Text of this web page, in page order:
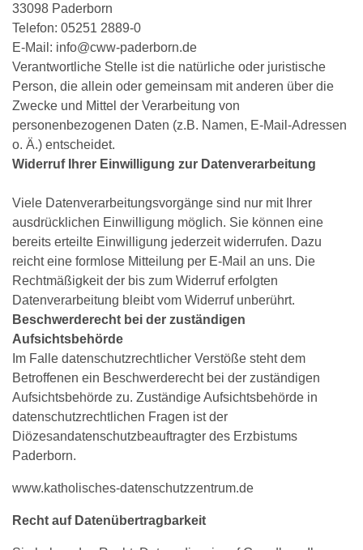
33098 Paderborn
Telefon: 05251 2889-0
E-Mail: info@cww-paderborn.de
Verantwortliche Stelle ist die natürliche oder juristische
Person, die allein oder gemeinsam mit anderen über die
Zwecke und Mittel der Verarbeitung von
personenbezogenen Daten (z.B. Namen, E-Mail-Adressen
o. Ä.) entscheidet.
Widerruf Ihrer Einwilligung zur Datenverarbeitung
Viele Datenverarbeitungsvorgänge sind nur mit Ihrer
ausdrücklichen Einwilligung möglich. Sie können eine
bereits erteilte Einwilligung jederzeit widerrufen. Dazu
reicht eine formlose Mitteilung per E-Mail an uns. Die
Rechtmäßigkeit der bis zum Widerruf erfolgten
Datenverarbeitung bleibt vom Widerruf unberührt.
Beschwerderecht bei der zuständigen
Aufsichtsbehörde
Im Falle datenschutzrechtlicher Verstöße steht dem
Betroffenen ein Beschwerderecht bei der zuständigen
Aufsichtsbehörde zu. Zuständige Aufsichtsbehörde in
datenschutzrechtlichen Fragen ist der
Diözesandatenschutzbeauftragter des Erzbistums
Paderborn.
www.katholisches-datenschutzzentrum.de
Recht auf Datenübertragbarkeit